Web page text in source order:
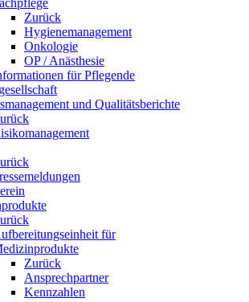
Zurück
Hygienemanagement
Onkologie
OP / Anästhesie
für Pflegende
und Qualitätsberichte
für
Zurück
Ansprechpartner
Kennzahlen